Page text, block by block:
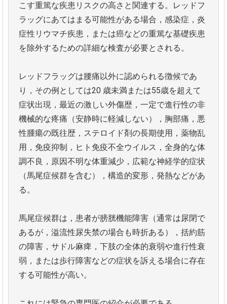
こす重篤な疾患リスクの高さと関連する。レッドフ
ラッグにあてはまる可能性がある場合，感染症，炎
症性リウマチ疾患，または癌などの重篤な基礎疾患
を除外するための詳細な検査が必要とされる。
レッドフラッグは腰痛以外に認められる徴候であ
り，その例としては20 歳未満または55歳を超えて
症状出現，最近の激しい外傷歴，一定で進行性の非
機械的な疼痛（安静時に軽減しない），胸部痛，悪
性腫瘍の既往歴，ステロイド剤の長期使用，薬物乱
用，免疫抑制，ヒト免疫不全ウイルス，全身的な体
調不良，原因不明な体重減少，広範な神経学的症状
（馬尾症候群を含む），構造的変形，発熱などがあ
る。
馬尾症候群は，患者が膀胱機能障害（通常は尿閉で
あるが，溢流性尿失禁の場合も時折ある），括約筋
の障害，サドル麻痺，下肢の全体的衰弱や進行性衰
弱，または歩行障害などの症状を訴える場合に存在
する可能性が高い。